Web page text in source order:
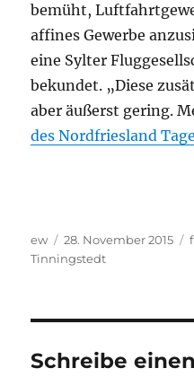
bemüht,
affines Gewerbe
eine Sylter
bekundet. „Diese
aber äußerst gering.
des Nordfriesland
Autor
ew
Veröffentlicht
am
28. November 2015
Tinningstedt
Schreibe